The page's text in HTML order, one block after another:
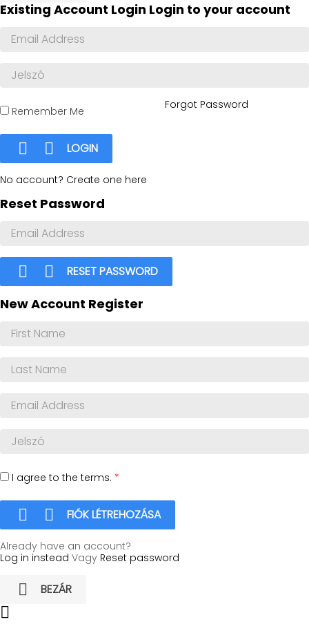
Existing Account Login Login to your account
Remember Me Forgot Password
  LOGIN
No account? Create one here
Reset Password
  RESET PASSWORD
New Account Register
I agree to the terms. *
  FIÓK LÉTREHOZÁSA
Already have an account?
Log in instead Vagy Reset password
 BEZÁR
